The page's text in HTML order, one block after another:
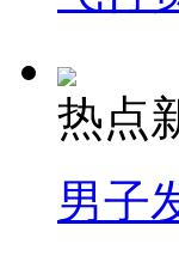
热点
男子